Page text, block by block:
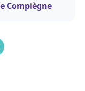
Compiègne